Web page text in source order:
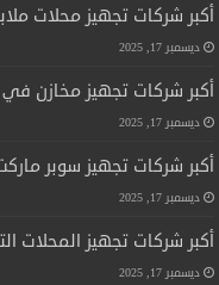
أكبر شركات تجهيز محلات
ديسمبر 17, 2025
أكبر شركات تجهيز مخازن في
ديسمبر 17, 2025
أكبر شركات تجهيز سوبر ماركت
ديسمبر 17, 2025
أكبر شركات تجهيز المحلات
ديسمبر 17, 2025